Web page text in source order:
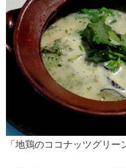
「地鶏のココナッツグリ